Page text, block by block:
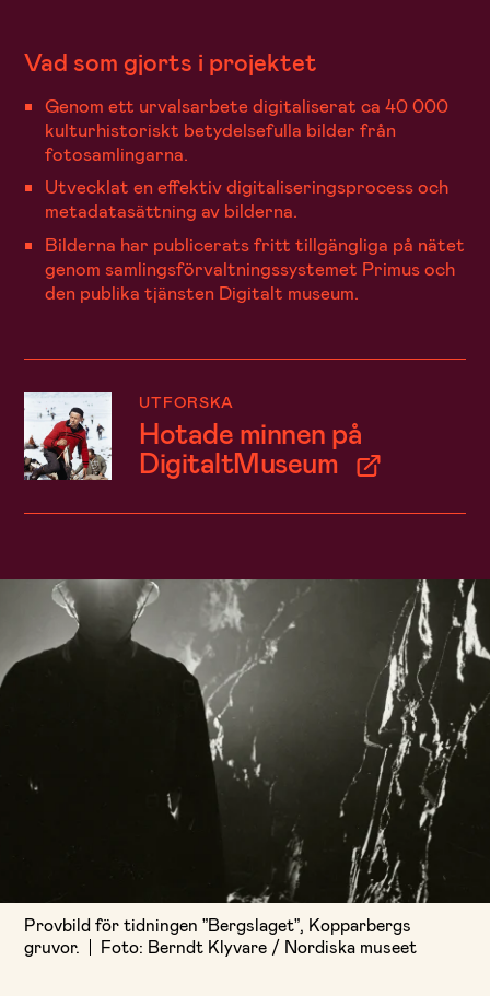
Vad som gjorts i projektet
Genom ett urvalsarbete digitaliserat ca 40 000
kulturhistoriskt betydelsefulla bilder från
fotosamlingarna.
Utvecklat en effektiv digitaliseringsprocess och
metadatasättning av bilderna.
Bilderna har publicerats fritt tillgängliga på nätet
genom samlingsförvaltningssystemet Primus och
den publika tjänsten Digitalt museum.
UTFORSKA
Hotade minnen på
DigitaltMuseum
Provbild för tidningen ”Bergslaget”, Kopparbergs
gruvor.
Foto: Berndt Klyvare / Nordiska museet